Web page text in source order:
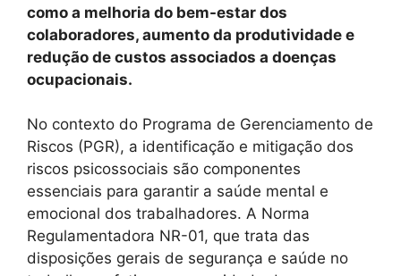
como a melhoria do bem-estar dos
colaboradores, aumento da produtividade e
redução de custos associados a doenças
ocupacionais.
No contexto do Programa de Gerenciamento de
Riscos (PGR), a identificação e mitigação dos
riscos psicossociais são componentes
essenciais para garantir a saúde mental e
emocional dos trabalhadores. A Norma
Regulamentadora NR-01, que trata das
disposições gerais de segurança e saúde no